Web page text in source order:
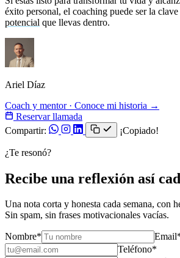
éxito personal, el coaching puede ser la clave
potencial que llevas dentro.
Ariel Díaz
Coach y mentor · Conoce mi historia →
Reservar llamada
Compartir:
¡Copiado!
¿Te resonó?
Recibe una reflexión así
Una nota corta y honesta cada semana, con
Sin spam, sin frases motivacionales vacías.
Nombre* Email
Teléfono*